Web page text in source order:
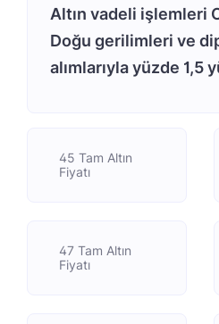
Altın vadeli işlemleri
Doğu gerilimleri ve
alımlarıyla yüzde 1,5
45 Tam Altın
Fiyatı
47 Tam Altın
Fiyatı